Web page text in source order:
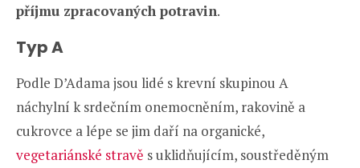
příjmu zpracovaných potravin.
Typ A
Podle D’Adama jsou lidé s krevní skupinou A
náchylní k srdečním onemocněním, rakovině a
cukrovce a lépe se jim daří na organické,
vegetariánské stravě s uklidňujícím, soustředěným